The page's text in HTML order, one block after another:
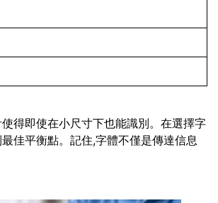
得即使在小尺寸下也能識別。在選擇字
佳平衡點。記住,字體不僅是傳達信息